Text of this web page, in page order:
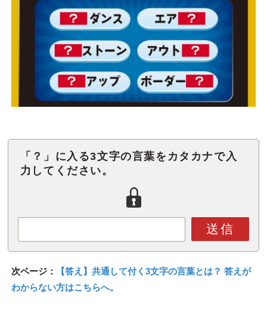
「？」に入る3文字の言葉をカタカナで入
力してください。
送信
次ページ：
【答え】共通して付く3文字の言葉とは？ 答えが
わからない方はこちらへ。